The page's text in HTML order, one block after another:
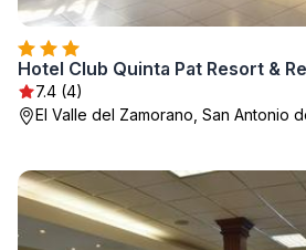
Hotel Club Quinta Pat Resort &
7.4 (4)
El Valle del Zamorano, San Antonio